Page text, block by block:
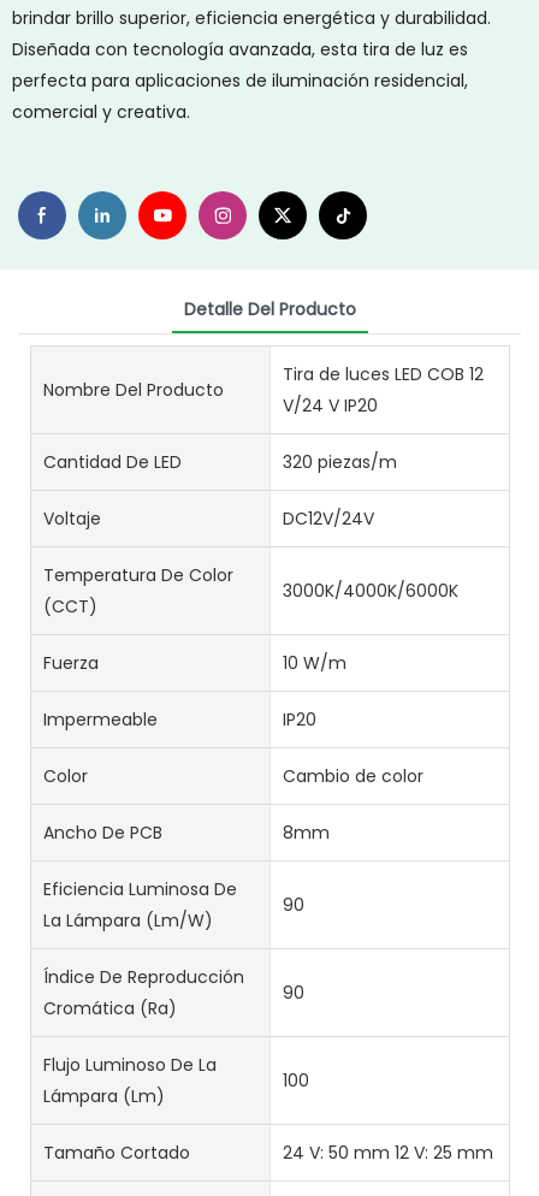
brindar brillo superior, eficiencia energética y durabilidad.
Diseñada con tecnología avanzada, esta tira de luz es
perfecta para aplicaciones de iluminación residencial,
comercial y creativa.
Detalle Del Producto
Nombre Del Producto
Tira de luces LED COB 12
V/24 V IP20
Cantidad De LED 320 piezas/m
Voltaje DC12V/24V
Temperatura De Color
(CCT)
3000K/4000K/6000K
Fuerza 10 W/m
Impermeable IP20
Color Cambio de color
Ancho De PCB 8mm
Eficiencia Luminosa De
La Lámpara (lm/w)
90
Índice De Reproducción
Cromática (Ra)
90
Flujo Luminoso De La
Lámpara (lm)
100
Tamaño Cortado 24 V: 50 mm 12 V: 25 mm